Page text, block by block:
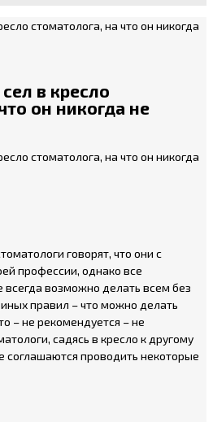
в кресло
он никогда не
говорят, что они с
профессии, однако все
возможно делать всем без
правил – что можно делать
– не рекомендуется – не
садясь в кресло к другому
соглашаются проводить некоторые